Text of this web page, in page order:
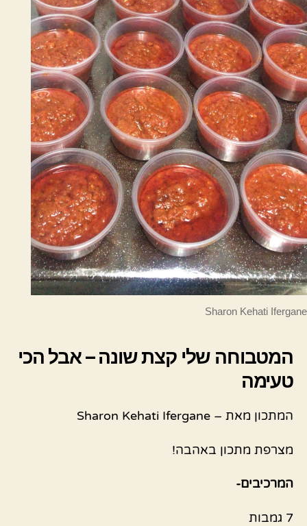
Sharon Kehati Ifergane
המטבוחה שלי קצת שונה – אבל הכי
טעימה
המתכון מאת – Sharon Kehati Ifergane
מצרפת מתכון באהבה!
המרכיבים-
7 גמבות